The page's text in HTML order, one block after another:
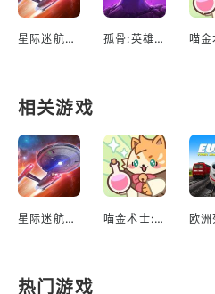
星际迷航：舰队指挥官 孤骨:英雄杀手
相关游戏
星际迷航：舰队指挥官 喵金术士:猫咪合并大亨
热门游戏